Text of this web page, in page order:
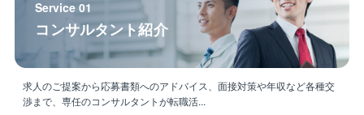
Service 01
コンサルタント紹介
求人のご提案から応募書類へのアドバイス、面接対策や年収など各種交
渉まで、専任のコンサルタントが転職活...